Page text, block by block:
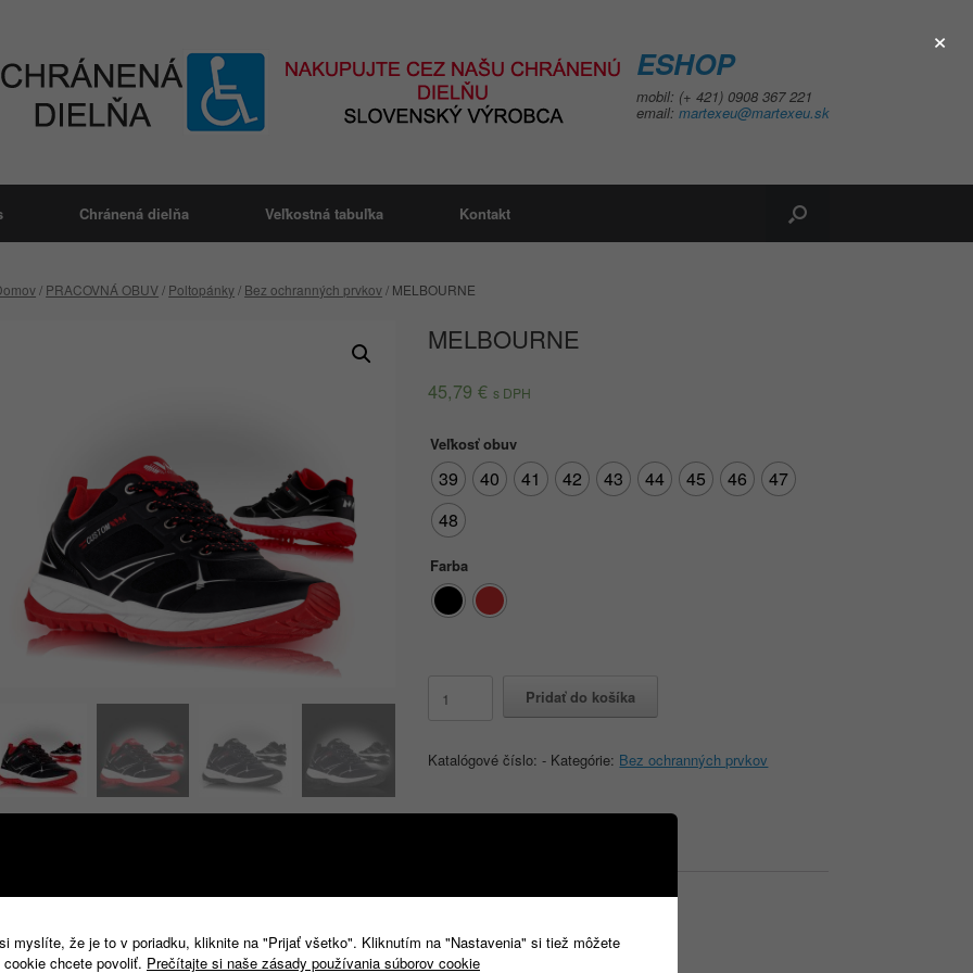
ESHOP
mobil: (+ 421) 0908 367 221
email: martexeu@martexeu.sk
Chránená dielňa Veľkostná tabuľka Kontakt
/ PRACOVNÁ OBUV/ Poltopánky/ Bez ochranných prvkov/ MELBOURNE
MELBOURNE
45,79€ s DPH
Veľkosť obuv
39 40 41 42 43 44 45 46
47
48
Farba
MELBOURNE
Pridať do košíka
Katalógové číslo:- Kategórie: Bez ochranných prvkov
technologicky vyspelý materiál SOFTSHELL
×
myslíte, že je to v poriadku, kliknite na "Prijať všetko". Kliknutím na "Nastavenia" si tiež môžete
chcete povoliť. Prečítajte si naše zásady používania súborov cookie